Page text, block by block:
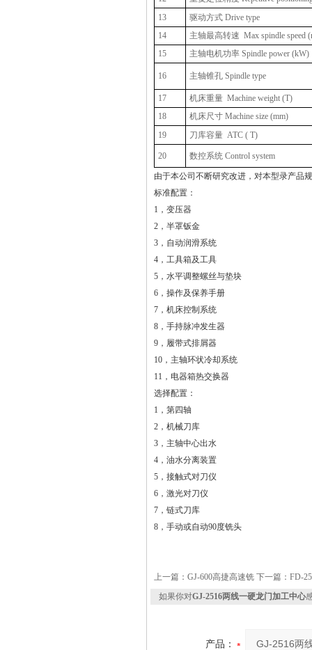
13
驱动方式 Drive type
14
主轴最高转速 Max spindle speed
15
主轴电机功率 Spindle power (kW)
16 主轴锥孔 Spindle type
17 机床重量 Machine weight (T)
18
机床尺寸 Machine size (mm)
19
刀库容量 ATC ( T)
20 数控系统 Control system
由于本公司不断研究改进，对本型录产品
标准配置：
1，变压器
2，半罩钣金
3，自动润滑系统
4，工具箱及工具
5，水平调整螺丝与垫块
6，操作及保养手册
7，机床控制系统
8，手持脉冲发生器
9，履带式排屑器
10，主轴环状冷却系统
11，电器箱热交换器
选择配置：
1，第四轴
2，机械刀库
3，主轴中心出水
4，油水分离装置
5，接触式对刀仪
6，激光对刀仪
7，链式刀库
8，手动或自动90度铣头
上一篇： GJ-600高捷高速铣 下一篇： FD-
如果你对GJ-2516两线一硬龙门加工中心
产品：